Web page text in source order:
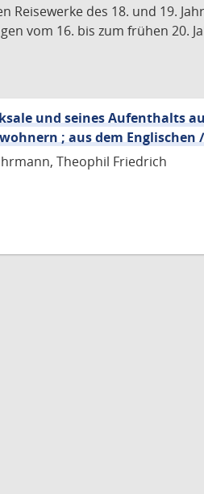
Reisewerke des 18. und 19.
vom 16. bis zum frühen 20.
und seines Aufenthalts
; aus dem Englischen /
Theophil Friedrich